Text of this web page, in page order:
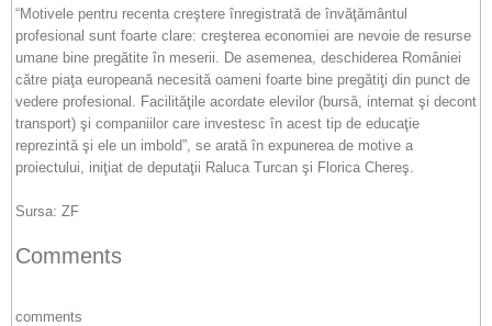
“Motivele pentru recenta creştere înregistrată de învăţământul
profesional sunt foarte clare: creşterea economiei are nevoie de resurse
umane bine pregătite în meserii. De asemenea, deschiderea României
către piaţa europeană necesită oameni foarte bine pregătiţi din punct de
vedere profesional. Facilităţile acordate elevilor (bursă, internat şi decont
transport) şi companiilor care investesc în acest tip de educaţie
reprezintă şi ele un imbold”, se arată în expunerea de motive a
proiectului, iniţiat de deputaţii Raluca Turcan şi Florica Chereş.
Sursa: ZF
Comments
comments